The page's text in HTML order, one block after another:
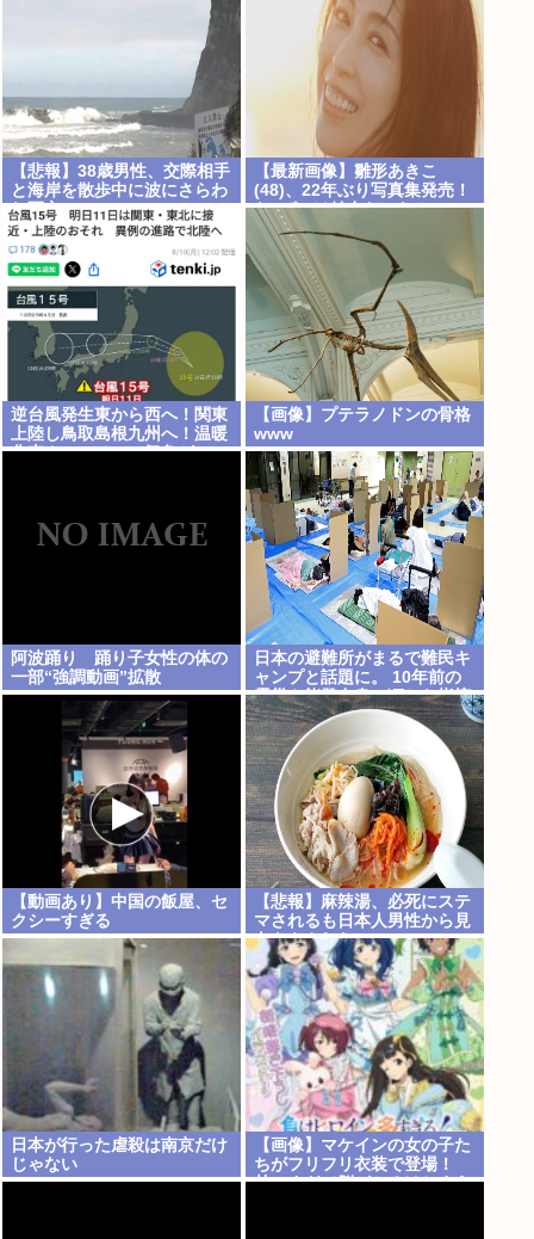
【悲報】38歳男性、交際相手
と海岸を散歩中に波にさらわ
れ死亡
【最新画像】雛形あきこ
(48)、22年ぶり写真集発売！
お●ぱいは健在だった！
逆台風発生東から西へ！関東
上陸し鳥取島根九州へ！温暖
化車カスのせいで気象がシッ
【画像】プテラノドンの骨格
www
阿波踊り 踊り子女性の体の
一部“強調動画”拡散
日本の避難所がまるで難民キ
ャンプと話題に。 10年前の
震災や能登自身の頃から指摘
されてたのになぜ改善されな
いのか？
【動画あり】中国の飯屋、セ
クシーすぎる
【悲報】麻辣湯、必死にステ
マされるも日本人男性から見
向きもされない
日本が行った虐殺は南京だけ
じゃない
【画像】マケインの女の子た
ちがフリフリ衣装で登場！
甘々すぎて脳がとろけちまう